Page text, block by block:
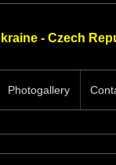
- Czech
Photogallery